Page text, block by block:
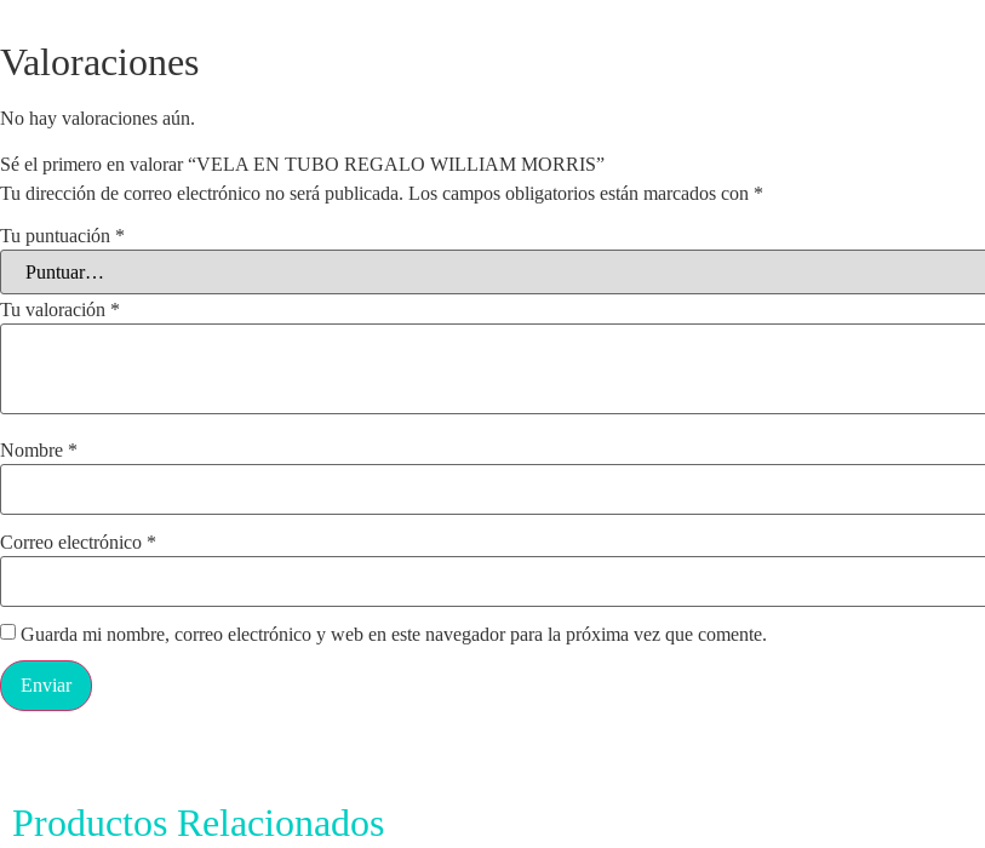
Valoraciones
No hay valoraciones aún.
Sé el primero en valorar “VELA EN TUBO REGALO WILLIAM MORRIS”
Tu dirección de correo electrónico no será publicada. Los campos obligatorios están marcados con *
Tu puntuación *
Tu valoración *
Nombre *
Correo electrónico *
Guarda mi nombre, correo electrónico y web en este navegador para la próxima vez que comente.
Productos Relacionados